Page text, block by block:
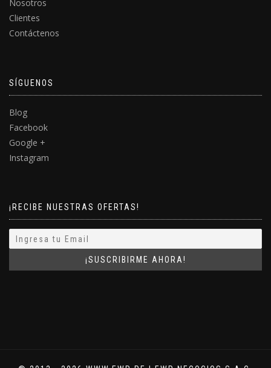
Nosotros
Clientes
Contáctenos
SÍGUENOS
Blog
Facebook
Google +
Instagram
¡RECIBE NUESTRAS OFERTAS!